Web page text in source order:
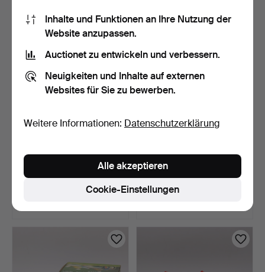
BLECHSPIELZEUG,
Motorrad mit Beiwagen, MS
7 Tage
BLECHSPIELZEUG,
Modern Toys, Masudaya
Toys…
7 Tage
Schätzwert
Inhalte und Funktionen an Ihre Nutzung der
Website anzupassen.
Auctionet zu entwickeln und verbessern.
Neuigkeiten und Inhalte auf externen
Websites für Sie zu bewerben.
Weitere Informationen: Datenschutzerklärung
Cookie-Einstellungen
Alle akzeptieren